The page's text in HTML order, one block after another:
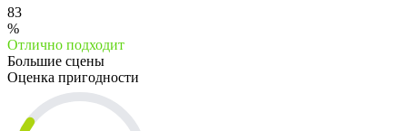
83
%
Отлично подходит
Большие сцены
Оценка пригодности